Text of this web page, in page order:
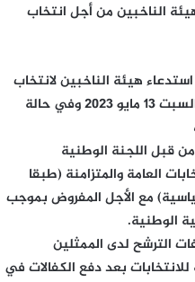
الناخبين من أجل انتخاب
هيئة الناخبين لانتخاب
النواب في الجمعية الوطنية يوم السبت 13 مايو 2023 وفي حالة
قبل اللجنة الوطنية
العامة والمتزامنة (طبقا
مع الأجل المفروض بموجب
الوطنية.
الترشح لدى الممثلين
بعد دفع الكفالات في